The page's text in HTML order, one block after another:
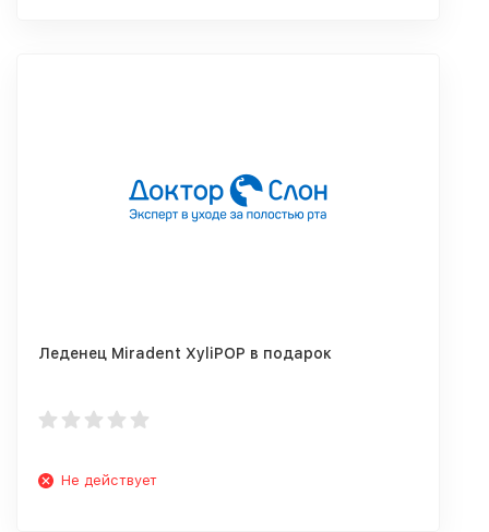
Леденец Miradent XyliPOP в подарок
Не действует